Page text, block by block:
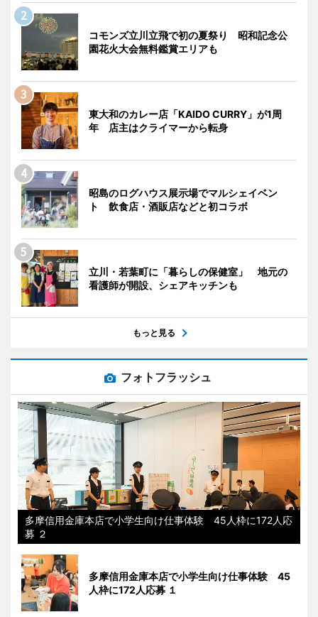
コモンズ立川立飛で初の夏祭り 昭和記念公
園花火大会無料鑑賞エリアも
東大和のカレー店「KAIDO CURRY」が1周
年 店主はクライマーから転身
昭島のログハウス展示場でマルシェイベン
ト 飲食店・酒販店などと初コラボ
立川・若葉町に「暮らしの保健室」 地元の
看護師が開設、シェアキッチンも
もっと見る
フォトフラッシュ
多摩信用金庫本店で小学生向け仕事体験 45人枠に172人応
募 ２
多摩信用金庫本店で小学生向け仕事体験 45
人枠に172人応募 １